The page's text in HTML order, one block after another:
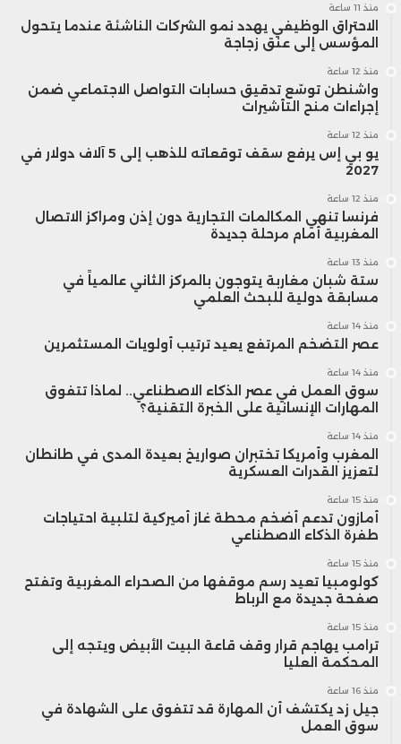
قدرة على الصمود أمام تحديات الجفاف وارتفاع
درجات الحرارة.
وتندرج هذه المبادرات ضمن توجه أوسع نحو بناء
مدن ذكية ومستدامة، قادرة على التوفيق بين
متطلبات النمو الحضري والحفاظ على التوازنات
البيئية، في وقت أصبحت فيه مواجهة آثار التغير
المناخي أولوية متزايدة بالنسبة للعديد من
الدول حول العالم.
منذ 11 ساعة
الاحتراق الوظيفي يهدد نمو الشركات الناشئة عندما يتحول
المؤسس إلى عنق زجاجة
منذ 12 ساعة
واشنطن توسّع تدقيق حسابات التواصل الاجتماعي ضمن
إجراءات منح التأشيرات
منذ 12 ساعة
يو بي إس يرفع سقف توقعاته للذهب إلى 5 آلاف دولار في
2027
منذ 12 ساعة
فرنسا تنهي المكالمات التجارية دون إذن ومراكز الاتصال
المغربية أمام مرحلة جديدة
منذ 13 ساعة
ستة شبان مغاربة يتوجون بالمركز الثاني عالمياً في
مسابقة دولية للبحث العلمي
منذ 14 ساعة
عصر التضخم المرتفع يعيد ترتيب أولويات المستثمرين
منذ 14 ساعة
سوق العمل في عصر الذكاء الاصطناعي.. لماذا تتفوق
المهارات الإنسانية على الخبرة التقنية؟
منذ 14 ساعة
المغرب وأمريكا تختبران صواريخ بعيدة المدى في طانطان
لتعزيز القدرات العسكرية
منذ 15 ساعة
أمازون تدعم أضخم محطة غاز أميركية لتلبية احتياجات
طفرة الذكاء الاصطناعي
منذ 15 ساعة
كولومبيا تعيد رسم موقفها من الصحراء المغربية وتفتح
صفحة جديدة مع الرباط
منذ 15 ساعة
ترامب يهاجم قرار وقف قاعة البيت الأبيض ويتجه إلى
المحكمة العليا
منذ 16 ساعة
جيل زد يكتشف أن المهارة قد تتفوق على الشهادة في
سوق العمل